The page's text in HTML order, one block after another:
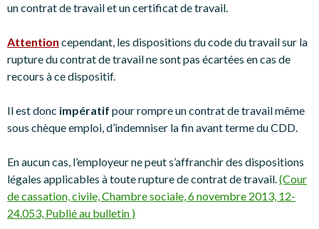
un contrat de travail et un certificat de travail.
Attention cependant, les dispositions du code du travail sur la
rupture du contrat de travail ne sont pas écartées en cas de
recours à ce dispositif.
Il est donc impératif pour rompre un contrat de travail même
sous chèque emploi, d’indemniser la fin avant terme du CDD.
En aucun cas, l’employeur ne peut s’affranchir des dispositions
légales applicables à toute rupture de contrat de travail.(Cour
de cassation, civile, Chambre sociale, 6 novembre 2013, 12-
24.053, Publié au bulletin )